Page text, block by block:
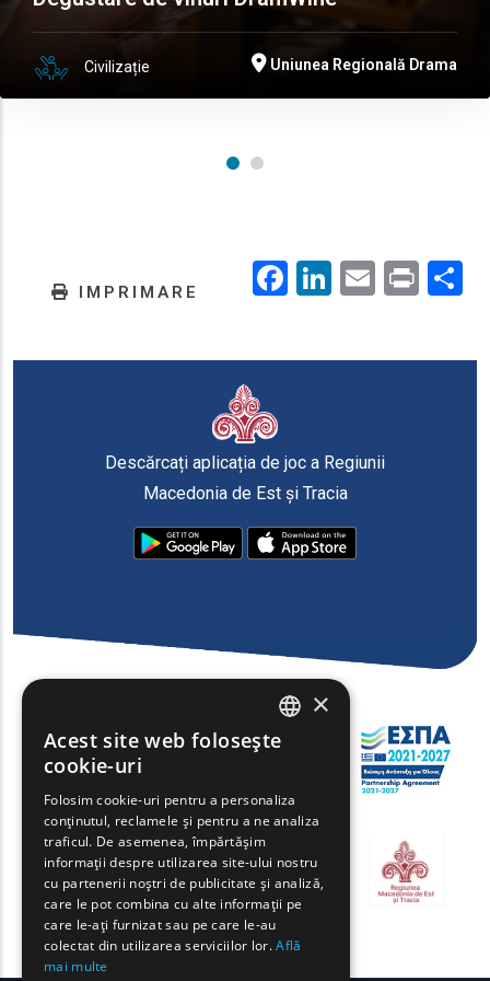
Civilizație Uniunea Regională Drama
IMPRIMARE Facebook
LinkedIn
EmailPrint
Descărcați aplicația de joc a Regiunii
Macedonia de Est și Tracia
ENGLISH
FRENCH
BULGARIAN
GERMAN
ROMANIAN
×
Acest site web folosește
cookie-uri
Folosim cookie-uri pentru a personaliza
conținutul, reclamele și pentru a ne analiza
traficul. De asemenea, împărtășim
informații despre utilizarea site-ului nostru
cu partenerii noștri de publicitate și analiză,
care le pot combina cu alte informații pe
care le-ați furnizat sau pe care le-au
colectat din utilizarea serviciilor lor.Află
mai multe